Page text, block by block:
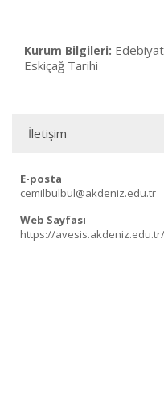
Kurum Bilgileri:
Eskiçağ Tarihi
İletişim
E-posta
cemilbulbul@akdeniz.edu.tr
Web Sayfası
https://